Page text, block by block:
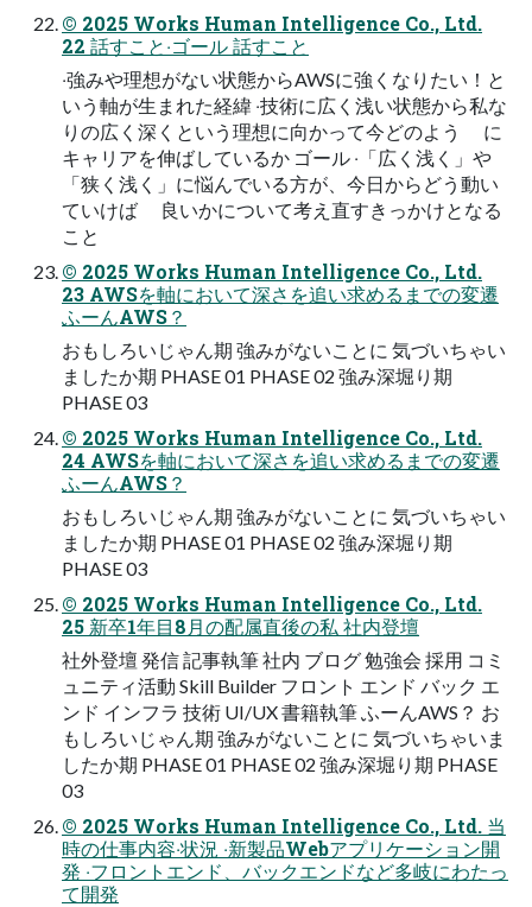
© 2025 Works Human Intelligence Co., Ltd.
22 話すこと‧ゴール 話すこと
‧強みや理想がない状態からAWSに強くなりたい！と
いう軸が⽣まれた経緯 ‧技術に広く浅い状態から私な
りの広く深くという理想に向かって今どのよう に
キャリアを伸ばしているか ゴール ‧「広く浅く」や
「狭く浅く」に悩んでいる⽅が、今⽇からどう動い
ていけば 良いかについて考え直すきっかけとなる
こと
© 2025 Works Human Intelligence Co., Ltd.
23 AWSを軸において深さを追い求めるまでの変遷
ふーんAWS？
おもしろいじゃん期 強みがないことに 気づいちゃい
ましたか期 PHASE 01 PHASE 02 強み深堀り期
PHASE 03
© 2025 Works Human Intelligence Co., Ltd.
24 AWSを軸において深さを追い求めるまでの変遷
ふーんAWS？
おもしろいじゃん期 強みがないことに 気づいちゃい
ましたか期 PHASE 01 PHASE 02 強み深堀り期
PHASE 03
© 2025 Works Human Intelligence Co., Ltd.
25 新卒1年⽬8⽉の配属直後の私 社内登壇
社外登壇 発信 記事執筆 社内 ブログ 勉強会 採⽤ コミ
ュニティ活動 Skill Builder フロント エンド バック エ
ンド インフラ 技術 UI/UX 書籍執筆 ふーんAWS？ お
もしろいじゃん期 強みがないことに 気づいちゃいま
したか期 PHASE 01 PHASE 02 強み深堀り期 PHASE
03
© 2025 Works Human Intelligence Co., Ltd. 当
時の仕事内容‧状況 ‧新製品Webアプリケーション開
発 ‧フロントエンド、バックエンドなど多岐にわたっ
て開発